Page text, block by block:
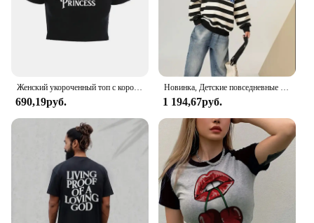
Женский укороченный топ с коротким рукавом, в стиле «Принцесса»
690,19руб.
Новинка, Детские повседневные спортивные топы для мальчиков, одежда для больших детей на весну и осень, спортивный костюм без пальцев с надписью для подростков
1 194,67руб.